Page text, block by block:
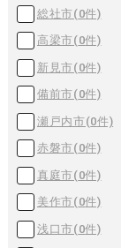
総社市(0件)
高梁市(0件)
新見市(0件)
備前市(0件)
瀬戸内市(0件)
赤磐市(0件)
真庭市(0件)
美作市(0件)
浅口市(0件)